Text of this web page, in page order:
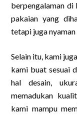
berpengalaman di
pakaian yang
tetapi juga
Selain itu, kami
kami buat sesuai
hal desain,
memadukan
kami mampu